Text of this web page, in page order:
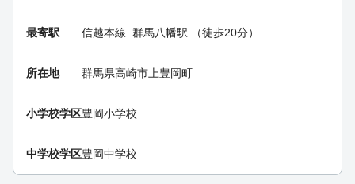
最寄駅 信越本線 群馬八幡駅 （徒歩20分）
所在地 群馬県高崎市上豊岡町
小学校学区豊岡小学校
中学校学区豊岡中学校